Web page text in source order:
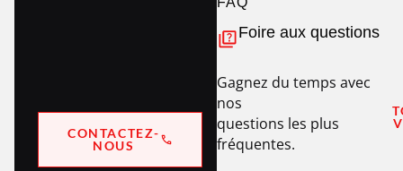
CONTACTEZ-
NOUS
Foire aux questions
Gagnez du temps avec
nos
questions les plus
fréquentes.